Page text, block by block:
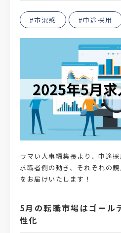
#市況感 #中途採用
ウマい人事編集長より、中途
求職者側の動き、それぞれの
をお届けいたします！
5月の転職市場はゴール
性化